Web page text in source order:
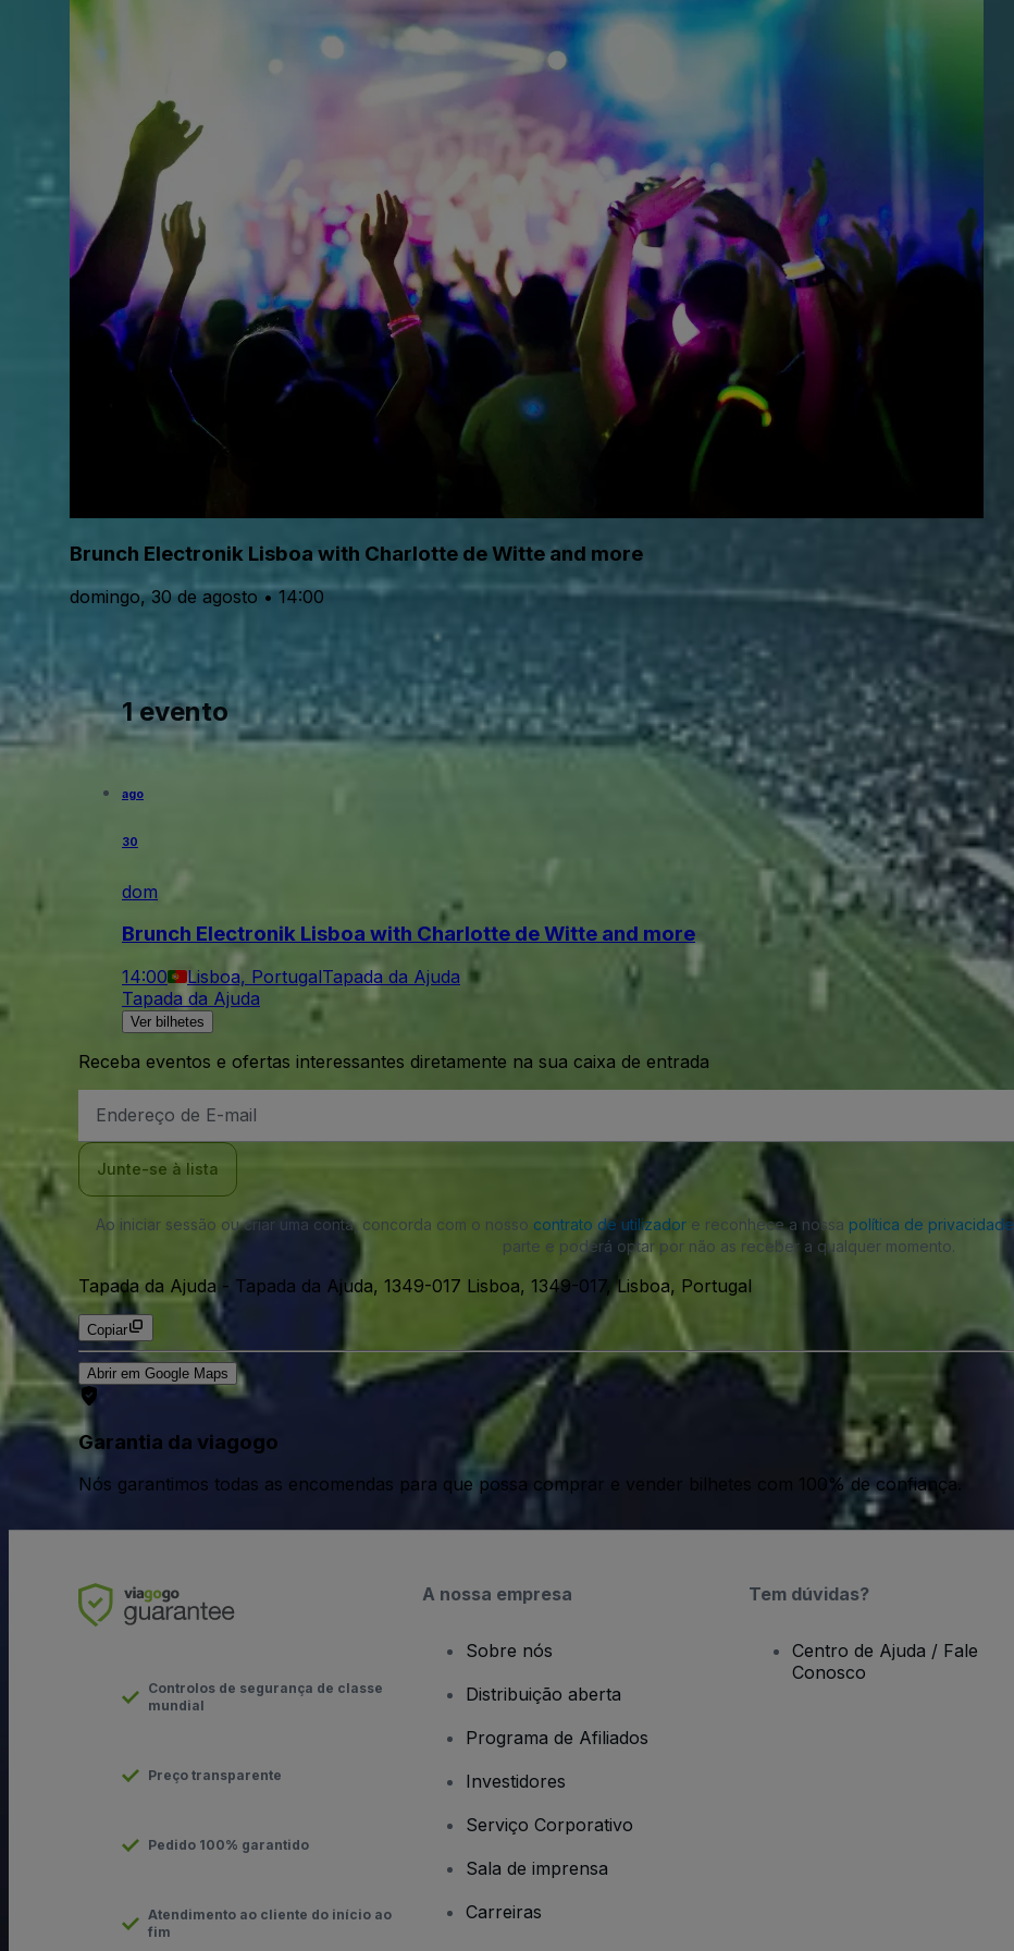
Brunch Electronik Lisboa with Charlotte de Witte and more
domingo, 30 de agosto • 14:00
1 evento
ago
30
dom
Brunch Electronik Lisboa with Charlotte de Witte and more
14:00 Lisboa, PortugalTapada da Ajuda
Tapada da Ajuda
Ver bilhetes
Receba eventos e ofertas interessantes diretamente na sua caixa de entrada
de
Junte-se à lista
Ao iniciar sessão ou criar uma conta, concorda com o nosso contrato de utilizador e reconhece a nossa política de privacidade
parte e poderá optar por não as receber a qualquer momento.
Tapada da Ajuda - Tapada da Ajuda, 1349-017 Lisboa, 1349-017, Lisboa, Portugal
Copiar
Abrir em Google Maps
Garantia da viagogo
Nós garantimos todas as encomendas para que possa comprar e vender bilhetes com 100% de confiança.
Controlos de segurança de classe
mundial
Preço transparente
Pedido 100% garantido
Atendimento ao cliente do início ao
fim
A nossa empresa
Sobre nós
Distribuição aberta
Programa de Afiliados
Investidores
Serviço Corporativo
Sala de imprensa
Carreiras
Tem dúvidas?
Centro de Ajuda / Fale
Conosco